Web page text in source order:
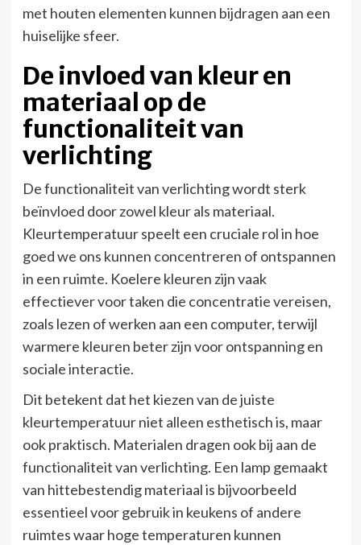
met houten elementen kunnen bijdragen aan een
huiselijke sfeer.
De invloed van kleur en
materiaal op de
functionaliteit van
verlichting
De functionaliteit van verlichting wordt sterk
beïnvloed door zowel kleur als materiaal.
Kleurtemperatuur speelt een cruciale rol in hoe
goed we ons kunnen concentreren of ontspannen
in een ruimte. Koelere kleuren zijn vaak
effectiever voor taken die concentratie vereisen,
zoals lezen of werken aan een computer, terwijl
warmere kleuren beter zijn voor ontspanning en
sociale interactie.
Dit betekent dat het kiezen van de juiste
kleurtemperatuur niet alleen esthetisch is, maar
ook praktisch. Materialen dragen ook bij aan de
functionaliteit van verlichting. Een lamp gemaakt
van hittebestendig materiaal is bijvoorbeeld
essentieel voor gebruik in keukens of andere
ruimtes waar hoge temperaturen kunnen